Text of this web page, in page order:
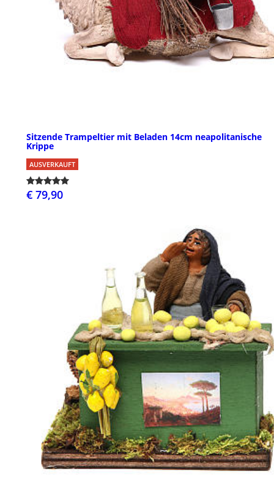
Sitzende Trampeltier mit Beladen 14cm neapolitanische
Krippe
AUSVERKAUFT
€ 79,90